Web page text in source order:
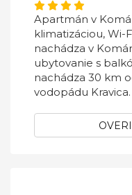
Apartmán v
klimatizáciou, Wi-
nachádza v
ubytovanie s
nachádza 30 km
vodopádu Kravica.